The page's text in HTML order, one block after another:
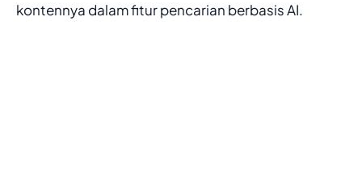
kontennya dalam fitur pencarian berbasis AI.